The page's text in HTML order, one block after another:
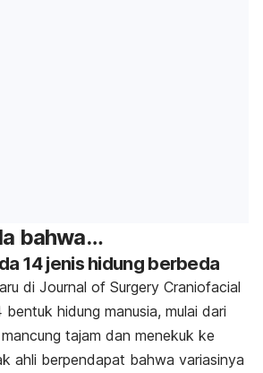
bahwa…
14 jenis hidung berbeda
di Journal of Surgery Craniofacial
hidung manusia, mulai dari
tajam dan menekuk ke
ahli berpendapat bahwa variasinya